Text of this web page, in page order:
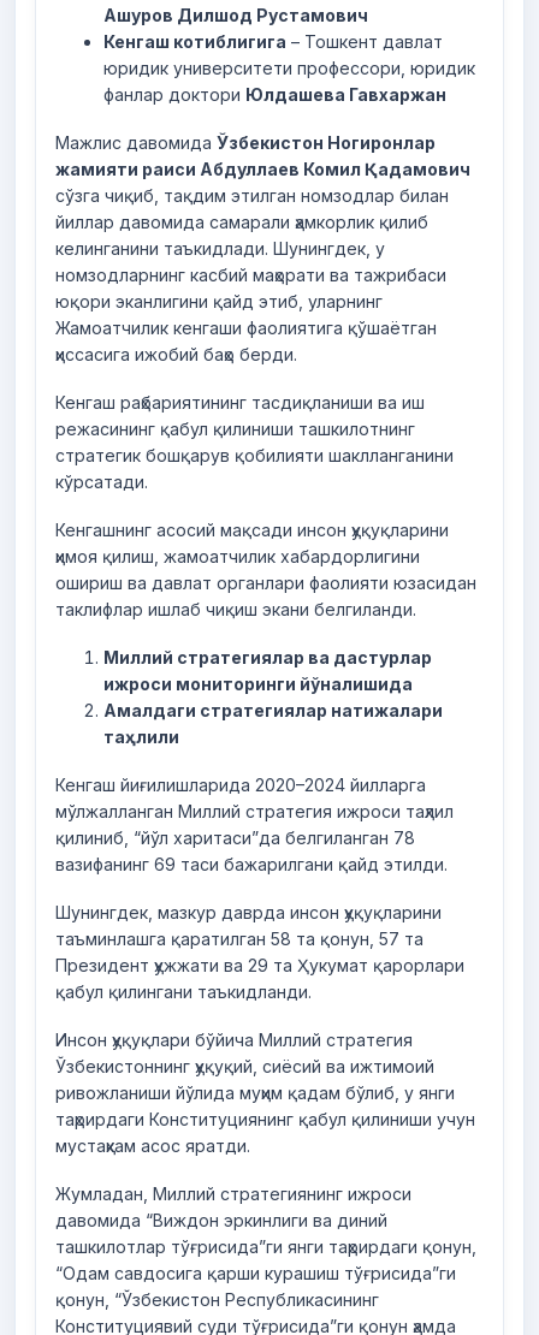
Ашуров Дилшод Рустамович
Кенгаш котиблигига – Тошкент давлат
юридик университети профессори, юридик
фанлар доктори Юлдашева Гавхаржан
Мажлис давомида Ўзбекистон Ногиронлар
жамияти раиси Абдуллаев Комил Қадамович
сўзга чиқиб, тақдим этилган номзодлар билан
йиллар давомида самарали ҳамкорлик қилиб
келинганини таъкидлади. Шунингдек, у
номзодларнинг касбий маҳорати ва тажрибаси
юқори эканлигини қайд этиб, уларнинг
Жамоатчилик кенгаши фаолиятига қўшаётган
ҳиссасига ижобий баҳо берди.
Кенгаш раҳбариятининг тасдиқланиши ва иш
режасининг қабул қилиниши ташкилотнинг
стратегик бошқарув қобилияти шаклланганини
кўрсатади.
Кенгашнинг асосий мақсади инсон ҳуқуқларини
ҳимоя қилиш, жамоатчилик хабардорлигини
ошириш ва давлат органлари фаолияти юзасидан
таклифлар ишлаб чиқиш экани белгиланди.
Миллий стратегиялар ва дастурлар
ижроси мониторинги йўналишида
Амалдаги стратегиялар натижалари
таҳлили
Кенгаш йиғилишларида 2020–2024 йилларга
мўлжалланган Миллий стратегия ижроси таҳлил
қилиниб, “йўл харитаси”да белгиланган 78
вазифанинг 69 таси бажарилгани қайд этилди.
Шунингдек, мазкур даврда инсон ҳуқуқларини
таъминлашга қаратилган 58 та қонун, 57 та
Президент ҳужжати ва 29 та Ҳукумат қарорлари
қабул қилингани таъкидланди.
Инсон ҳуқуқлари бўйича Миллий стратегия
Ўзбекистоннинг ҳуқуқий, сиёсий ва ижтимоий
ривожланиши йўлида муҳим қадам бўлиб, у янги
таҳрирдаги Конституциянинг қабул қилиниши учун
мустаҳкам асос яратди.
Жумладан, Миллий стратегиянинг ижроси
давомида “Виждон эркинлиги ва диний
ташкилотлар тўғрисида”ги янги таҳрирдаги қонун,
“Одам савдосига қарши курашиш тўғрисида”ги
қонун, “Ўзбекистон Республикасининг
Конституциявий суди тўғрисида”ги қонун ҳамда